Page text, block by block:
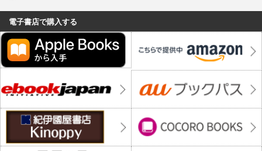
電子書店で購入する